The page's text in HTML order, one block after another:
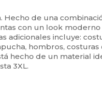
de una
con un look moderno
adicionales incluye:
hombros, costuras
hecho de un material
3XL.